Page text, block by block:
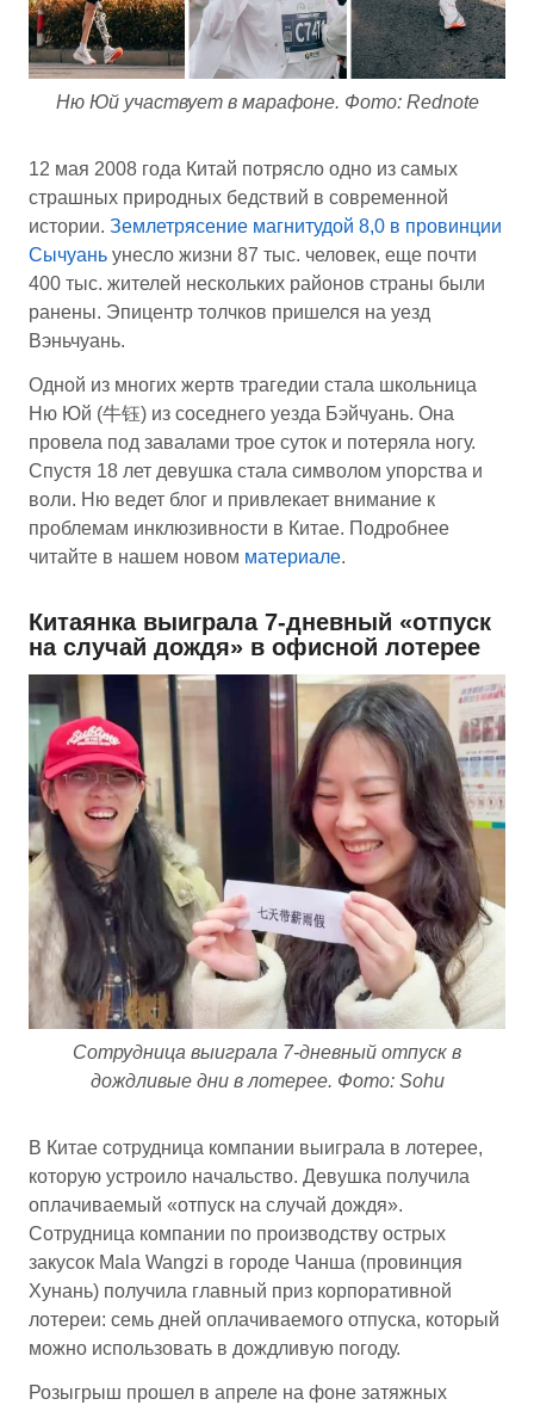
Ню Юй участвует в марафоне. Фото: Rednote
12 мая 2008 года Китай потрясло одно из самых
страшных природных бедствий в современной
истории. Землетрясение магнитудой 8,0 в провинции
Сычуань унесло жизни 87 тыс. человек, еще почти
400 тыс. жителей нескольких районов страны были
ранены. Эпицентр толчков пришелся на уезд
Вэньчуань.
Одной из многих жертв трагедии стала школьница
Ню Юй (牛钰) из соседнего уезда Бэйчуань. Она
провела под завалами трое суток и потеряла ногу.
Спустя 18 лет девушка стала символом упорства и
воли. Ню ведет блог и привлекает внимание к
проблемам инклюзивности в Китае. Подробнее
читайте в нашем новом материале.
Китаянка выиграла 7-дневный «отпуск
на случай дождя» в офисной лотерее
Сотрудница выиграла 7-дневный отпуск в
дождливые дни в лотерее. Фото: Sohu
В Китае cотрудница компании выиграла в лотерее,
которую устроило начальство. Девушка получила
оплачиваемый «отпуск на случай дождя».
Сотрудница компании по производству острых
закусок Mala Wangzi в городе Чанша (провинция
Хунань) получила главный приз корпоративной
лотереи: семь дней оплачиваемого отпуска, который
можно использовать в дождливую погоду.
Розыгрыш прошел в апреле на фоне затяжных